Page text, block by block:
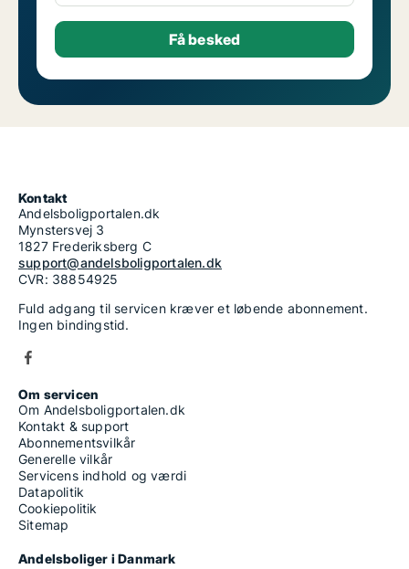
Kontakt
Andelsboligportalen.dk
Mynstersvej 3
1827 Frederiksberg C
support@andelsboligportalen.dk
CVR: 38854925
Fuld adgang til servicen kræver et løbende abonnement.
Ingen bindingstid.
Om servicen
Om Andelsboligportalen.dk
Kontakt & support
Abonnementsvilkår
Generelle vilkår
Servicens indhold og værdi
Datapolitik
Cookiepolitik
Sitemap
Andelsboliger i Danmark